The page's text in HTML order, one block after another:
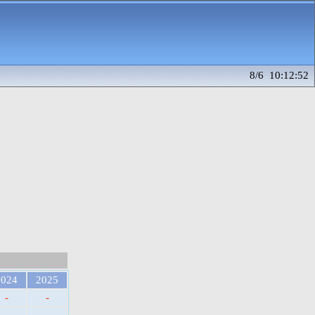
8/6 10:12:52
2025
-
-